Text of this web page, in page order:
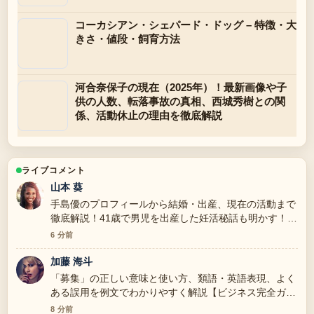
コーカシアン・シェパード・ドッグ – 特徴・大
きさ・値段・飼育方法
河合奈保子の現在（2025年）！最新画像や子
供の人数、転落事故の真相、西城秀樹との関
係、活動休止の理由を徹底解説
ライブコメント
山本 葵
手島優のプロフィールから結婚・出産、現在の活動まで
徹底解説！41歳で男児を出産した妊活秘話も明かす！
の報道は丁寧で、流れを追いやすいです。
6 分前
加藤 海斗
「募集」の正しい意味と使い方、類語・英語表現、よく
ある誤用を例文でわかりやすく解説【ビジネス完全ガイ
ド】 周辺の検証がしっかりしていて安心感がありま
8 分前